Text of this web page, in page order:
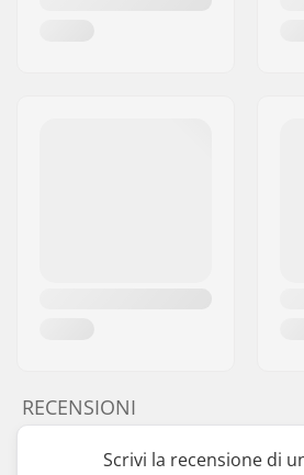
RECENSIONI
Scrivi la recensione di